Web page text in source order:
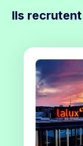
Ils recrutent